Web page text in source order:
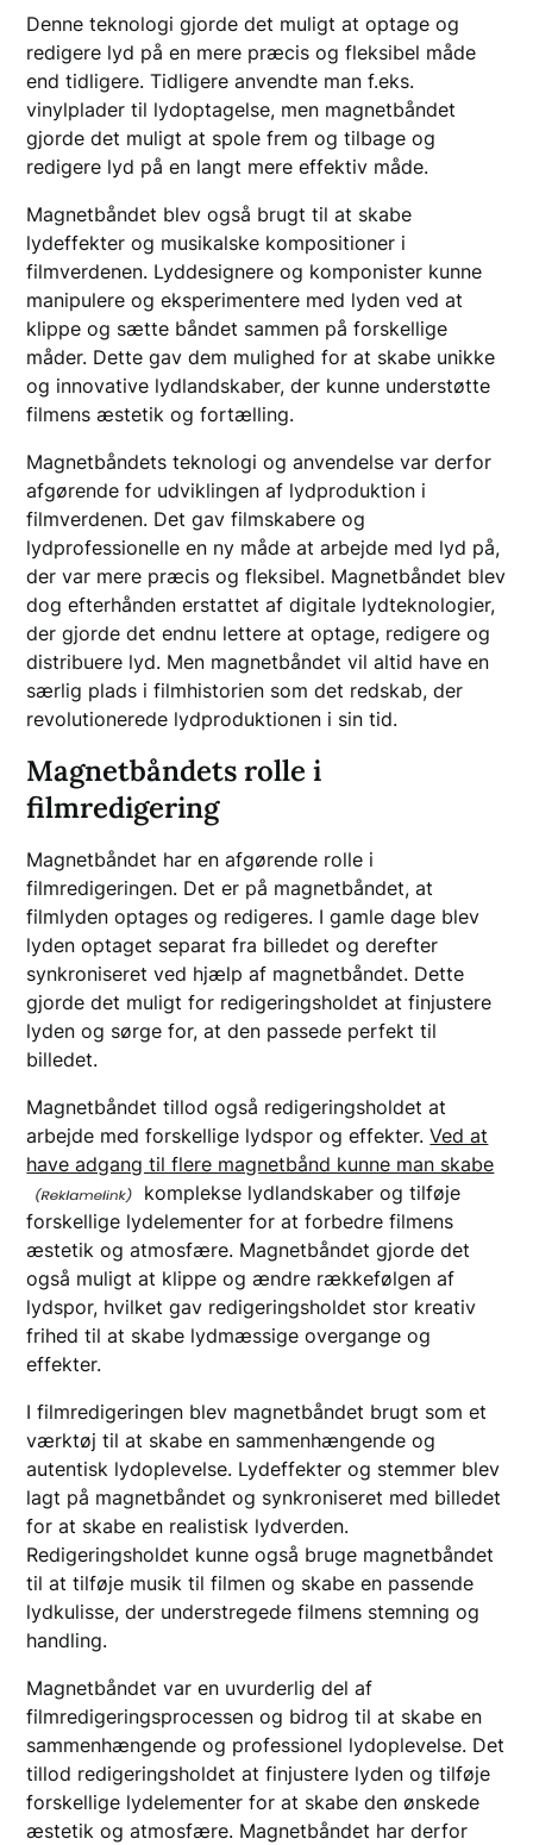
Denne teknologi gjorde det muligt at optage og
redigere lyd på en mere præcis og fleksibel måde
end tidligere. Tidligere anvendte man f.eks.
vinylplader til lydoptagelse, men magnetbåndet
gjorde det muligt at spole frem og tilbage og
redigere lyd på en langt mere effektiv måde.
Magnetbåndet blev også brugt til at skabe
lydeffekter og musikalske kompositioner i
filmverdenen. Lyddesignere og komponister kunne
manipulere og eksperimentere med lyden ved at
klippe og sætte båndet sammen på forskellige
måder. Dette gav dem mulighed for at skabe unikke
og innovative lydlandskaber, der kunne understøtte
filmens æstetik og fortælling.
Magnetbåndets teknologi og anvendelse var derfor
afgørende for udviklingen af lydproduktion i
filmverdenen. Det gav filmskabere og
lydprofessionelle en ny måde at arbejde med lyd på,
der var mere præcis og fleksibel. Magnetbåndet blev
dog efterhånden erstattet af digitale lydteknologier,
der gjorde det endnu lettere at optage, redigere og
distribuere lyd. Men magnetbåndet vil altid have en
særlig plads i filmhistorien som det redskab, der
revolutionerede lydproduktionen i sin tid.
Magnetbåndets rolle i
filmredigering
Magnetbåndet har en afgørende rolle i
filmredigeringen. Det er på magnetbåndet, at
filmlyden optages og redigeres. I gamle dage blev
lyden optaget separat fra billedet og derefter
synkroniseret ved hjælp af magnetbåndet. Dette
gjorde det muligt for redigeringsholdet at finjustere
lyden og sørge for, at den passede perfekt til
billedet.
Magnetbåndet tillod også redigeringsholdet at
arbejde med forskellige lydspor og effekter.Ved at
have adgang til flere magnetbånd kunne man skabe
komplekse lydlandskaber og tilføje
forskellige lydelementer for at forbedre filmens
æstetik og atmosfære. Magnetbåndet gjorde det
også muligt at klippe og ændre rækkefølgen af
lydspor, hvilket gav redigeringsholdet stor kreativ
frihed til at skabe lydmæssige overgange og
effekter.
I filmredigeringen blev magnetbåndet brugt som et
værktøj til at skabe en sammenhængende og
autentisk lydoplevelse. Lydeffekter og stemmer blev
lagt på magnetbåndet og synkroniseret med billedet
for at skabe en realistisk lydverden.
Redigeringsholdet kunne også bruge magnetbåndet
til at tilføje musik til filmen og skabe en passende
lydkulisse, der understregede filmens stemning og
handling.
Magnetbåndet var en uvurderlig del af
filmredigeringsprocessen og bidrog til at skabe en
sammenhængende og professionel lydoplevelse. Det
tillod redigeringsholdet at finjustere lyden og tilføje
forskellige lydelementer for at skabe den ønskede
æstetik og atmosfære. Magnetbåndet har derfor